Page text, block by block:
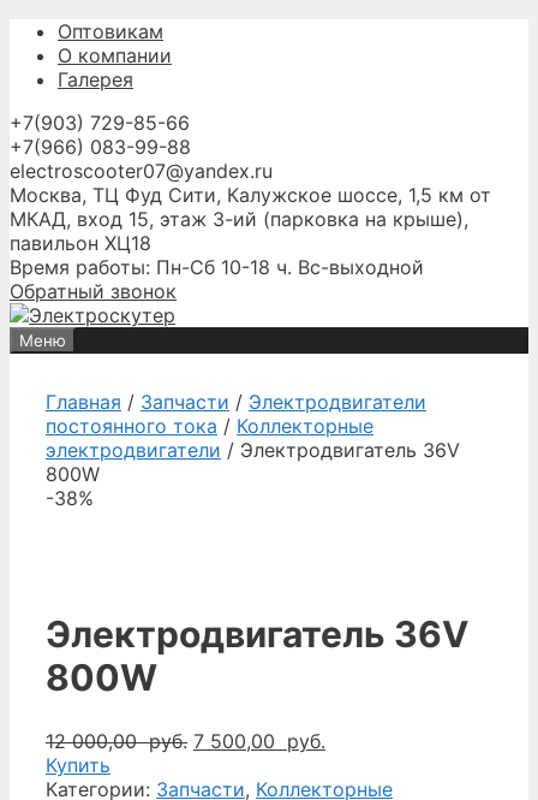
Перейти
содержимому
Оптовикам
О компании
Галерея
+7(903) 729-85-66
+7(966) 083-99-88
electroscooter07@yandex.ru
Москва, ТЦ Фуд Сити, Калужское шоссе, 1,5 км от
МКАД, вход 15, этаж 3-ий (парковка на крыше),
павильон ХЦ18
Время работы: Пн-Сб 10-18 ч. Вс-выходной
Обратный звонок
Меню
Главная / Запчасти / Электродвигатели
постоянного тока / Коллекторные
электродвигатели / Электродвигатель 36V
800W
-38%
Электродвигатель 36V
800W
12 000,00руб. Первоначальная
составляла
7 500,00 руб.
7
Купить
Категории: Запчасти, Коллекторные